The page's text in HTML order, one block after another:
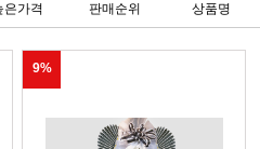
은가격 판매순위 상품명
9%